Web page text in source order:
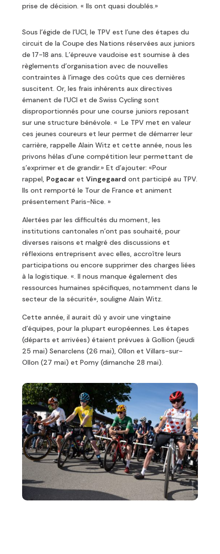
prise de décision. « Ils ont quasi doublés.»
Sous l’égide de l’UCI, le TPV est l’une des étapes du
circuit de la Coupe des Nations réservées aux juniors
de 17-18 ans. L’épreuve vaudoise est soumise à des
règlements d’organisation avec de nouvelles
contraintes à l’image des coûts que ces dernières
suscitent. Or, les frais inhérents aux directives
émanent de l’UCI et de Swiss Cycling sont
disproportionnés pour une course juniors reposant
sur une structure bénévole. « Le TPV met en valeur
ces jeunes coureurs et leur permet de démarrer leur
carrière, rappelle Alain Witz et cette année, nous les
privons hélas d’une compétition leur permettant de
s’exprimer et de grandir.» Et d’ajouter: «Pour
rappel, Pogacar et Vingegaard ont participé au TPV.
Ils ont remporté le Tour de France et animent
présentement Paris-Nice. »
Alertées par les difficultés du moment, les
institutions cantonales n’ont pas souhaité, pour
diverses raisons et malgré des discussions et
réflexions entreprisent avec elles, accroître leurs
participations ou encore supprimer des charges liées
à la logistique. «. Il nous manque également des
ressources humaines spécifiques, notamment dans le
secteur de la sécurité», souligne Alain Witz.
Cette année, il aurait dû y avoir une vingtaine
d’équipes, pour la plupart européennes. Les étapes
(départs et arrivées) étaient prévues à Gollion (jeudi
25 mai) Senarclens (26 mai), Ollon et Villars-sur-
Ollon (27 mai) et Pomy (dimanche 28 mai).